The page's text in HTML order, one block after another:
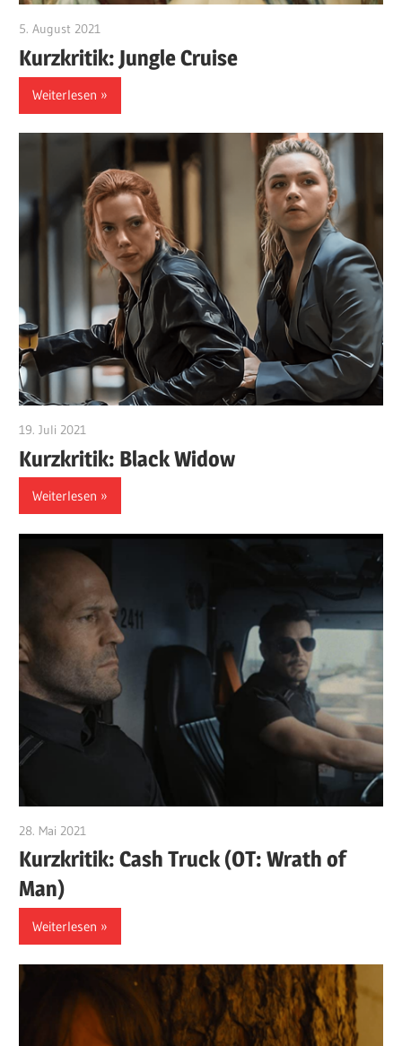
5. August 2021
Kurzkritik: Jungle Cruise
Weiterlesen
19. Juli 2021
Kurzkritik: Black Widow
Weiterlesen
28. Mai 2021
Kurzkritik: Cash Truck (OT: Wrath of
Man)
Weiterlesen